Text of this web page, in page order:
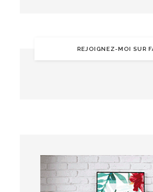
REJOIGNEZ-MOI SUR